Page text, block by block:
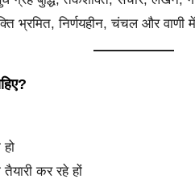
भ्रमित, निर्णयहीन, चंचल और वाणी में
कर रहे हों